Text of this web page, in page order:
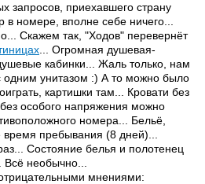
запросов, приехавшего страну
в номере, вполне себе ничего...
Скажем так, "Ходов" перевернёт
... Огромная душевая-
кабинки... Жаль только, нам
одним унитазом :) А то можно было
картишки там... Кровати без
особого напряжения можно
номера... Бельё,
пребывания (8 дней)...
Состояние белья и полотенец
Всё необычно...
мнениями: